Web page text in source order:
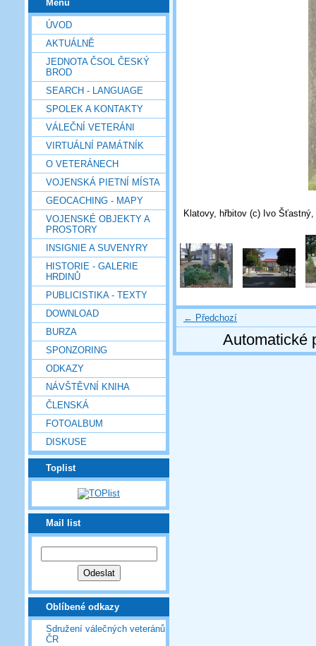
Menu
ÚVOD
AKTUÁLNĚ
JEDNOTA ČSOL ČESKÝ
BROD
SEARCH - LANGUAGE
SPOLEK A KONTAKTY
VÁLEČNÍ VETERÁNI
VIRTUÁLNÍ PAMÁTNÍK
O VETERÁNECH
VOJENSKÁ PIETNÍ MÍSTA
GEOCACHING - MAPY
VOJENSKÉ OBJEKTY A
PROSTORY
INSIGNIE A SUVENYRY
HISTORIE - GALERIE
HRDINŮ
PUBLICISTIKA - TEXTY
DOWNLOAD
BURZA
SPONZORING
ODKAZY
NÁVŠTĚVNÍ KNIHA
ČLENSKÁ
FOTOALBUM
DISKUSE
Toplist
Mail list
Oblíbené odkazy
Sdružení válečných veteránů
ČR
Klatovy, hřbitov (c) Ivo Šťastný,
← Předchozí
Automatické